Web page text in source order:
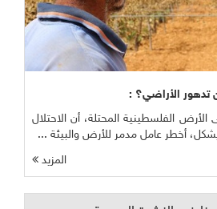
الأراضي؟ :
الأرض الفلسطينية المحتلة، أن الاحتلال
أخطر عامل مدمر للأرض والبيئة ...
المزيد